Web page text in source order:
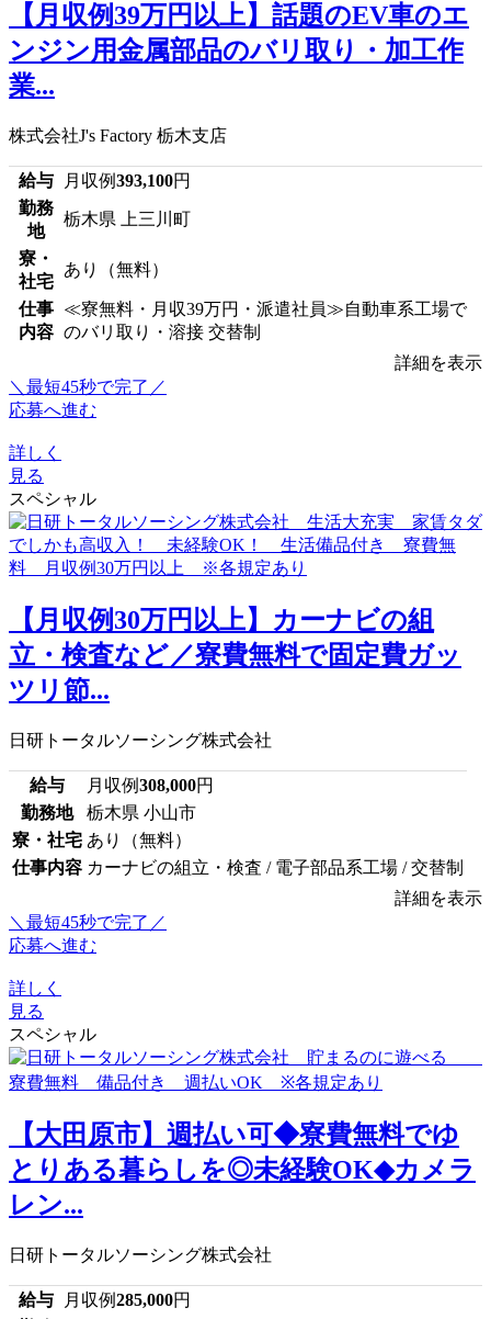
【月収例39万円以上】話題のEV車のエ
ンジン用金属部品のバリ取り・加工作
業...
株式会社J's Factory 栃木支店
給与 月収例393,100円
勤務
地
栃木県 上三川町
寮・
社宅
あり（無料）
仕事
内容
≪寮無料・月収39万円・派遣社員≫自動車系工場で
のバリ取り・溶接 交替制
詳細を表示
＼最短45秒で完了／
応募へ進む
詳しく
見る
スペシャル
【月収例30万円以上】カーナビの組
立・検査など／寮費無料で固定費ガッ
ツリ節...
日研トータルソーシング株式会社
給与 月収例308,000円
勤務地
栃木県 小山市
寮・社宅 あり（無料）
仕事内容 カーナビの組立・検査 / 電子部品系工場 / 交替制
詳細を表示
＼最短45秒で完了／
応募へ進む
詳しく
見る
スペシャル
【大田原市】週払い可◆寮費無料でゆ
とりある暮らしを◎未経験OK◆カメラ
レン...
日研トータルソーシング株式会社
給与 月収例285,000円